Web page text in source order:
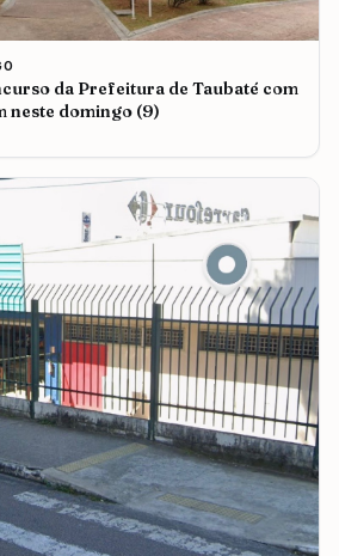
da Prefeitura de Taubaté com
neste domingo (9)